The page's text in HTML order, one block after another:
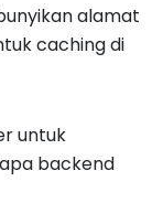
alamat
caching di
untuk
backend